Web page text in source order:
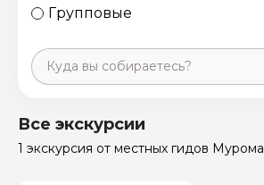
Групповые
Санкт-Петербург
Все экскурсии
1 экскурсия от местных гидов Мурома